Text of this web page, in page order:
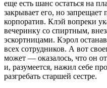
еще есть шанс остаться на
закрывает его, но
корпоратив. Клэй вопреки
вечеринку со спиртным,
эскортницами. Кэрол
всех сотрудников. А вот
может — оказалось, что он
и, разумеется, нажил себе
разгребать старшей сестре.